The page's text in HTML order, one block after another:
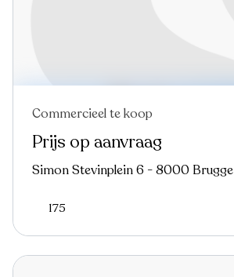
Nieuw
Commercieel te koop
Prijs op aanvraag
Simon Stevinplein 6 - 8000 Brugge
175